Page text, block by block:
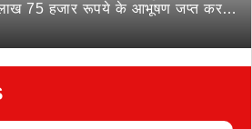
75 हजार रूपये के आभूषण जप्त कर